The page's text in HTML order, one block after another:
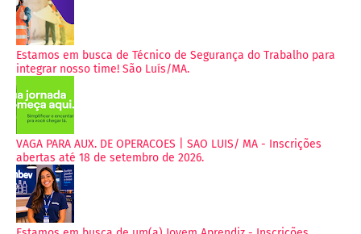
Estamos em busca de Técnico de Segurança do Trabalho para
integrar nosso time! São Luís/MA.
VAGA PARA AUX. DE OPERACOES | SAO LUIS/ MA - Inscrições
abertas até 18 de setembro de 2026.